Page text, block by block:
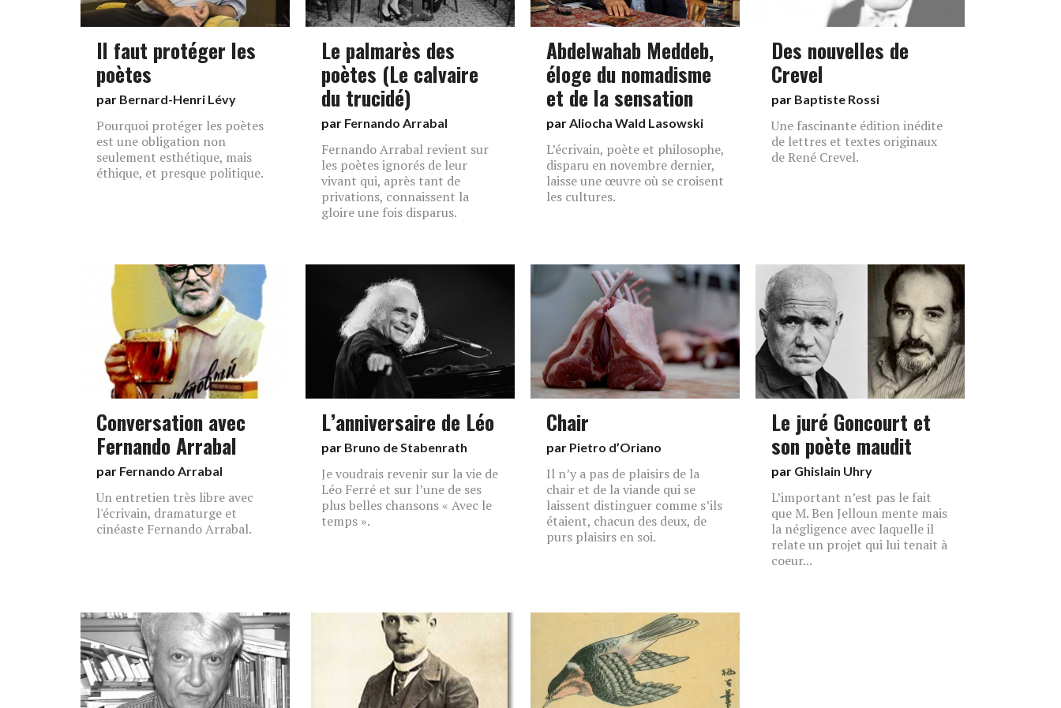
Il faut protéger les
poètes
par Bernard-Henri Lévy
Pourquoi protéger les poètes
est une obligation non
seulement esthétique, mais
éthique, et presque politique.
Le palmarès des
poètes (Le calvaire
du trucidé)
par Fernando Arrabal
Fernando Arrabal revient sur
les poètes ignorés de leur
vivant qui, après tant de
privations, connaissent la
gloire une fois disparus.
Abdelwahab Meddeb,
éloge du nomadisme
et de la sensation
parAliocha Wald Lasowski
L’écrivain, poète et philosophe,
disparu en novembre dernier,
laisse une œuvre où se croisent
les cultures.
Des nouvelles de
Crevel
par Baptiste Rossi
Une fascinante édition inédite
de lettres et textes originaux
de René Crevel.
Conversation avec
Fernando Arrabal
par Fernando Arrabal
Un entretien très libre avec
l'écrivain, dramaturge et
cinéaste Fernando Arrabal.
L’anniversaire de Léo
par Bruno de Stabenrath
Je voudrais revenir sur la vie de
Léo Ferré et sur l’une de ses
plus belles chansons « Avec le
temps ».
Chair
par Pietro d’Oriano
Il n’y a pas de plaisirs de la
chair et de la viande qui se
laissent distinguer comme s’ils
étaient, chacun des deux, de
purs plaisirs en soi.
Le juré Goncourt et
son poète maudit
par Ghislain Uhry
L’important n’est pas le fait
que M. Ben Jelloun mente mais
la négligence avec laquelle il
relate un projet qui lui tenait à
coeur...